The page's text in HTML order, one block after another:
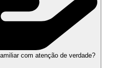
com atenção de verdade?